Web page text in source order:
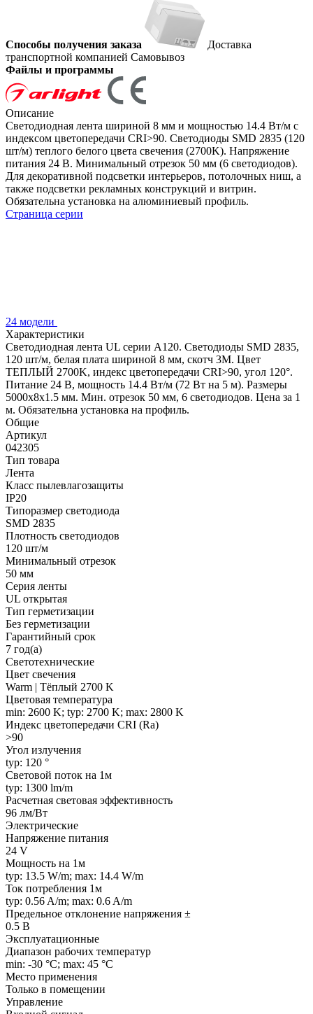
Способы получения заказа
Доставка
транспортной компанией Самовывоз
Файлы и программы
Описание
Светодиодная лента шириной 8 мм и мощностью 14.4 Вт/м с
индексом цветопередачи CRI>90. Светодиоды SMD 2835 (120
шт/м) теплого белого цвета свечения (2700K). Напряжение
питания 24 В. Минимальный отрезок 50 мм (6 светодиодов).
Для декоративной подсветки интерьеров, потолочных ниш, а
также подсветки рекламных конструкций и витрин.
Обязательна установка на алюминиевый профиль.
Страница серии
24 модели
Характеристики
Светодиодная лента UL серии A120. Светодиоды SMD 2835,
120 шт/м, белая плата шириной 8 мм, скотч 3M. Цвет
ТЕПЛЫЙ 2700K, индекс цветопередачи CRI>90, угол 120°.
Питание 24 В, мощность 14.4 Вт/м (72 Вт на 5 м). Размеры
5000x8x1.5 мм. Мин. отрезок 50 мм, 6 светодиодов. Цена за 1
м. Обязательна установка на профиль.
Общие
Артикул
042305
Тип товара
Лента
Класс пылевлагозащиты
IP20
Типоразмер светодиода
SMD 2835
Плотность светодиодов
120 шт/м
Минимальный отрезок
50 мм
Серия ленты
UL открытая
Тип герметизации
Без герметизации
Гарантийный срок
7 год(а)
Светотехнические
Цвет свечения
Warm | Тёплый 2700 K
Цветовая температура
min: 2600 K; typ: 2700 K; max: 2800 K
Индекс цветопередачи CRI (Ra)
>90
Угол излучения
typ: 120 °
Световой поток на 1м
typ: 1300 lm/m
Расчетная световая эффективность
96 лм/Вт
Электрические
Напряжение питания
24 V
Мощность на 1м
typ: 13.5 W/m; max: 14.4 W/m
Ток потребления 1м
typ: 0.56 A/m; max: 0.6 A/m
Предельное отклонение напряжения ±
0.5 В
Эксплуатационные
Диапазон рабочих температур
min: -30 °C; max: 45 °C
Место применения
Только в помещении
Управление